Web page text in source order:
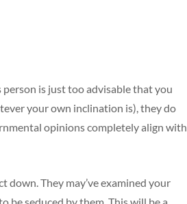
is just too advisable that you
your own inclination is), they do
opinions completely align with
They may’ve examined your